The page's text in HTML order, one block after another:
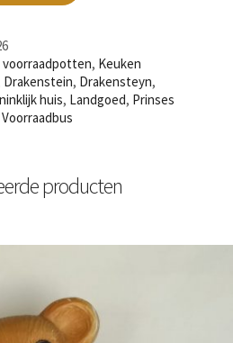
voorraadpotten, Keuken
Drakenstein, Drakensteyn,
huis, Landgoed, Prinses
Voorraadbus
producten